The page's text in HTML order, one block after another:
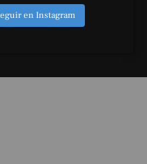
en Instagram